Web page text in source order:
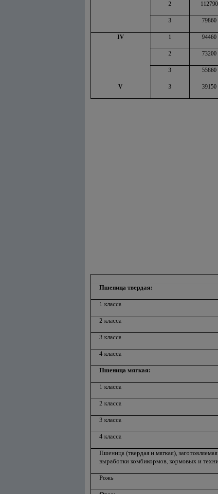
2 112790
3 79860
IV 1 94460
2 73200
3 55860
V 3 39150
Пшеница твердая:
1 класса
2 класса
3 класса
4 класса
Пшеница мягкая:
1 класса
2 класса
3 класса
4 класса
Пшеница (твердая и мягкая),
выработки комбикормов, кормовых и
Рожь